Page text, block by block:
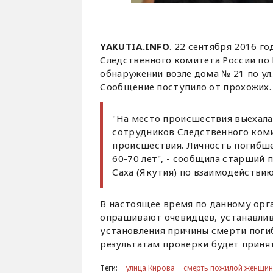
YAKUTIA.INFO. 22 сентября 2016
Следственного комитета России
обнаружении возле дома № 21 по
Сообщение поступило от прохожих.
"На место происшествия
сотрудников Следственного
происшествия. Личность
60-70 лет", - сообщила старший
Саха (Якутия) по
В настоящее время по данному
опрашивают очевидцев,
установления причины смерти
результатам проверки будет
Теги: улица Кирова смерть пожилой